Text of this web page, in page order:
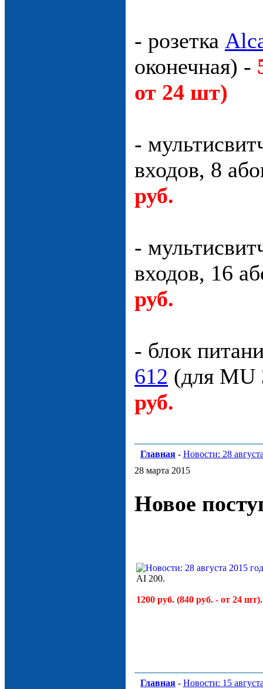
- розетка
оконечная) -
от 24 шт)
-
входов, 8
руб.
-
входов, 16
руб.
- блок
612 (для
руб.
Главная - Новости: 28
28 марта 2015
Новое
AI 200.
1200 руб. (840 руб. - от 24 шт).
Главная - Новости: 15